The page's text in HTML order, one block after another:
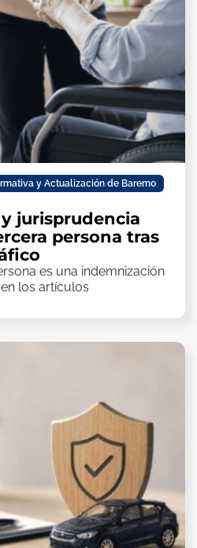
y Actualización de Baremo
jurisprudencia
persona tras
es una indemnización
los artículos